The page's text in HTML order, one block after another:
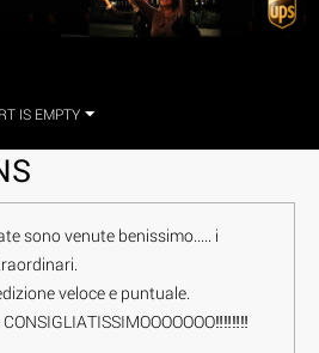
IS EMPTY
sono venute benissimo..... i
veloce e puntuale.